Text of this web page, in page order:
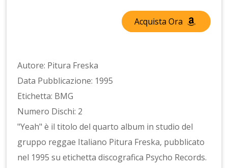
Acquista Ora
Autore: Pitura Freska
Data Pubblicazione: 1995
Etichetta: BMG
Numero Dischi: 2
"Yeah" è il titolo del quarto album in studio del
gruppo reggae Italiano Pitura Freska, pubblicato
nel 1995 su etichetta discografica Psycho Records.